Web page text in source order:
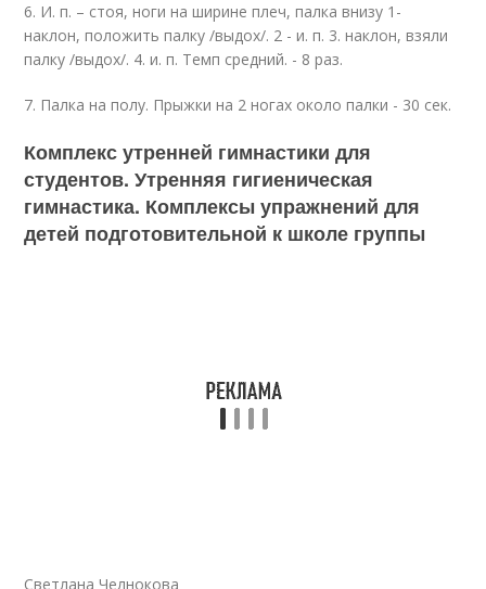
6. И. п. – стоя, ноги на ширине плеч, палка внизу 1-
наклон, положить палку /выдох/. 2 - и. п. 3. наклон, взяли
палку /выдох/. 4. и. п. Темп средний. - 8 раз.
7. Палка на полу. Прыжки на 2 ногах около палки - 30 сек.
Комплекс утренней гимнастики для
студентов. Утренняя гигиеническая
гимнастика. Комплексы упражнений для
детей подготовительной к школе группы
Светлана Челнокова